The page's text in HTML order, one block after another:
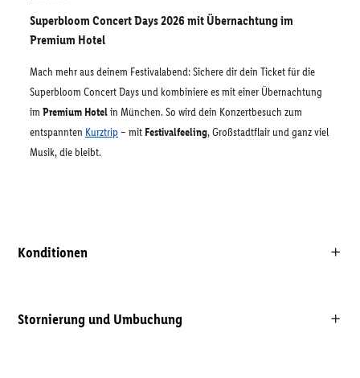
Superbloom Concert Days 2026 mit Übernachtung im
Premium Hotel
Mach mehr aus deinem Festivalabend: Sichere dir dein Ticket für die
Superbloom Concert Days und kombiniere es mit einer Übernachtung
im Premium Hotelin München. So wird dein Konzertbesuch zum
entspannten Kurztrip– mit Festivalfeeling, Großstadtflair und ganz viel
Musik, die bleibt.
Konditionen
Stornierung und Umbuchung